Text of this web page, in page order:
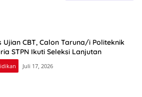
Ujian CBT, Calon Taruna/i Politeknik
STPN Ikuti Seleksi Lanjutan
Juli 17, 2026